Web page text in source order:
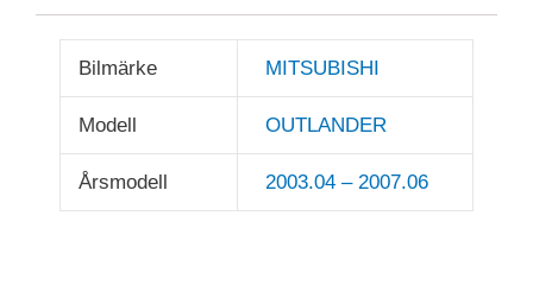
Bilmärke MITSUBISHI
Modell OUTLANDER
Årsmodell 2003.04 – 2007.06